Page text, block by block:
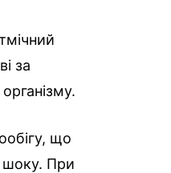
за
що
шоку. При